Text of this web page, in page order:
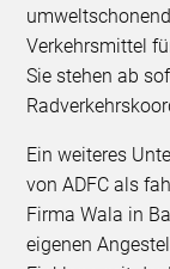
Verkehrsmittel
Sie stehen ab
Ein weiteres
von ADFC als
Firma Wala in
eigenen